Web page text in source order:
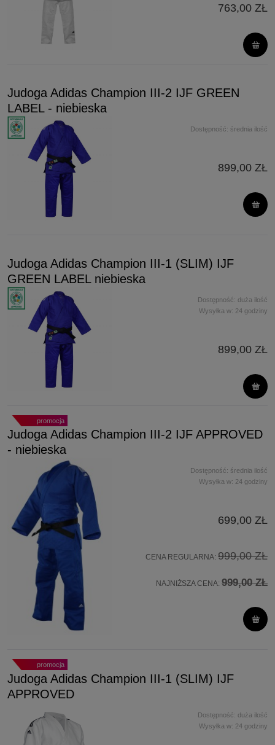
763,00 ZŁ
Judoga Adidas Champion III-2 IJF GREEN
LABEL - niebieska
Dostępność: średnia ilość
899,00 ZŁ
Judoga Adidas Champion III-1 (SLIM) IJF
GREEN LABEL niebieska
Dostępność: duża ilość
Wysyłka w: 24 godziny
899,00 ZŁ
Judoga Adidas Champion III-2 IJF APPROVED
- niebieska
Dostępność: średnia ilość
Wysyłka w: 24 godziny
699,00 ZŁ
CENA REGULARNA: 999,00 ZŁ
NAJNIŻSZA CENA: 999,00 ZŁ
promocja
Judoga Adidas Champion III-1 (SLIM) IJF
APPROVED
Dostępność: duża ilość
Wysyłka w: 24 godziny
promocja